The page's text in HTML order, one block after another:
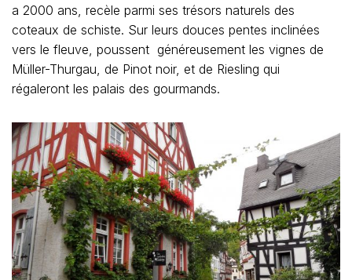
a 2000 ans, recèle parmi ses trésors naturels des
coteaux de schiste. Sur leurs douces pentes inclinées
vers le fleuve, poussent généreusement les vignes de
Müller-Thurgau, de Pinot noir, et de Riesling qui
régaleront les palais des gourmands.